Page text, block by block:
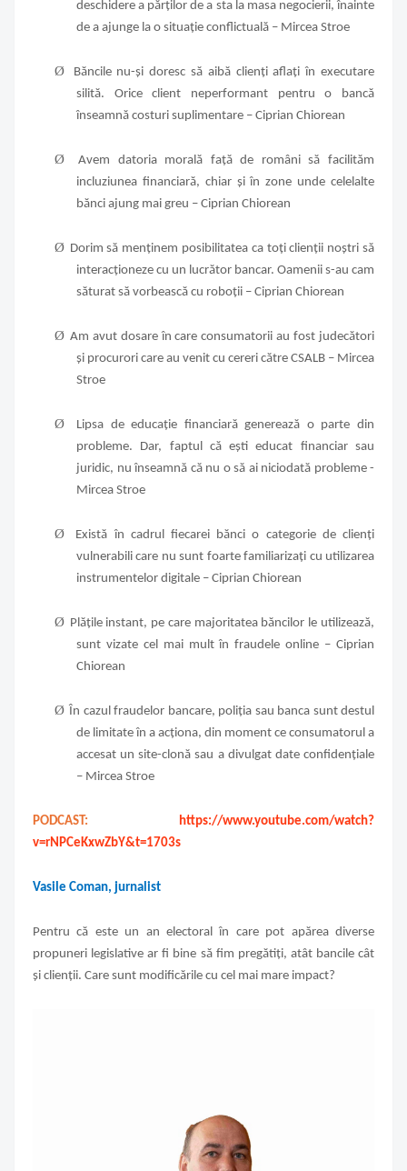
deschidere a părților de a sta la masa negocierii, înainte
de a ajunge la o situație conflictuală – Mircea Stroe
Ø
Băncile nu-și doresc să aibă clienți aflați în executare
silită. Orice client neperformant pentru o bancă
înseamnă costuri suplimentare – Ciprian Chiorean
Ø
Avem datoria morală față de români să facilităm
incluziunea financiară, chiar și în zone unde celelalte
bănci ajung mai greu – Ciprian Chiorean
Ø Dorim să menținem posibilitatea ca toți clienții noștri să
interacționeze cu un lucrător bancar. Oamenii s-au cam
săturat să vorbească cu roboții – Ciprian Chiorean
Ø Am avut dosare în care consumatorii au fost judecători
și procurori care au venit cu cereri către CSALB – Mircea
Stroe
Ø
Lipsa de educație financiară generează o parte din
probleme. Dar, faptul că ești educat financiar sau
juridic, nu înseamnă că nu o să ai niciodată probleme -
Mircea Stroe
Ø
Există în cadrul fiecarei bănci o categorie de clienți
vulnerabili care nu sunt foarte familiarizați cu utilizarea
instrumentelor digitale – Ciprian Chiorean
Ø Plățile instant, pe care majoritatea băncilor le utilizează,
sunt vizate cel mai mult în fraudele online – Ciprian
Chiorean
Ø În cazul fraudelor bancare, poliția sau banca sunt destul
de limitate în a acționa, din moment ce consumatorul a
accesat un site-clonă sau a divulgat date confidențiale
– Mircea Stroe
PODCAST:
https://www.youtube.com/watch?
v=rNPCeKxwZbY&t=1703s
Vasile Coman, jurnalist
Pentru că este un an electoral în care pot apărea diverse
propuneri legislative ar fi bine să fim pregătiți, atât bancile cât
și clienții. Care sunt modificările cu cel mai mare impact?